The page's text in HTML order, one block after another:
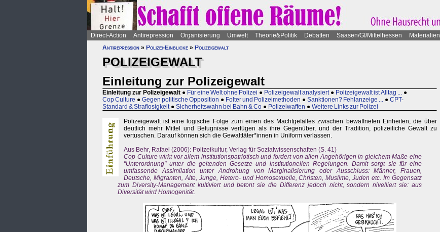
Direct-Action Antirepression Organisierung Umwelt Theorie&Politik Debatten Saasen/GI/Mittelhessen Materialien
Antirepression » Polizei-Einblicke » Polizeigewalt
POLIZEIGEWALT
Einleitung zur Polizeigewalt
Einleitung zur Polizeigewalt ● Für eine Welt ohne Polizei ● Polizeigewalt analysiert ● Polizeigewalt ist Alltag ... ●
Cop Culture ● Gegen politische Opposition ● Folter und Polizeimethoden ● Sanktionen? Fehlanzeige ... ● CPT-
Standard & Straflosigkeit ● Sicherheitswahn bei Bahn & Co ● Polizeiwaffen ● Weitere Links zur Polizei
Polizeigewalt ist eine logische Folge zum einen des Machtgefälles zwischen bewaffneten Einheiten, die über
deutlich mehr Mittel und Befugnisse verfügen als ihre Gegenüber, und der Tradition, polizeiliche Gewalt zu
vertuschen. Darauf können sich die Gewalttäter*innen in Uniform verlassen.
Aus Behr, Rafael (2006): Polizeikultur, Verlag für Sozialwissenschaften (S. 41)
Cop Culture wirkt vor allem institutionspatriotisch und fordert von allen Angehörigen in gleichem Maße eine
"Unterordnung" unter die geltenden Gesetze und institutionellen Regelungen. Damit sorgt sie für eine
umfassende Assimilation unter Androhung von Marginalisierung oder Ausschluss: Männer, Frauen,
Deutsche, Migranten, Alte, Junge, Hetero- und Homosexuelle, Christen, Muslime, Juden etc. Im Gegensatz
zum Diversity-Management kultiviert und betont sie die Differenz jedoch nicht, sondern nivelliert sie: aus
Diversität wird Homogenität.